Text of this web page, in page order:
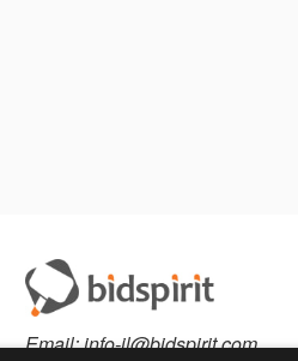
Email:info-il@bidspirit.com